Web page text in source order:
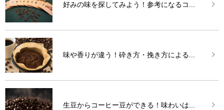
好みの味を探してみよう！参考になるコ...
味や香りが違う！砕き方・挽き方による...
生豆からコーヒー豆ができる！味わいは...